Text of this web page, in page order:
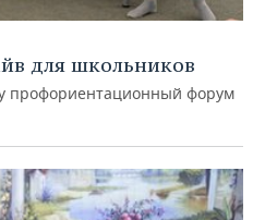
для школьников
профориентационный форум